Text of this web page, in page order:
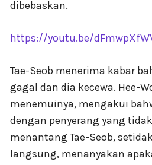
dibebaskan.
https://youtu.be/
Tae-Seob menerima kabar
gagal dan dia kecewa. Hee-
menemuinya, mengakui
dengan penyerang yang
menantang Tae-Seob,
langsung, menanyakan